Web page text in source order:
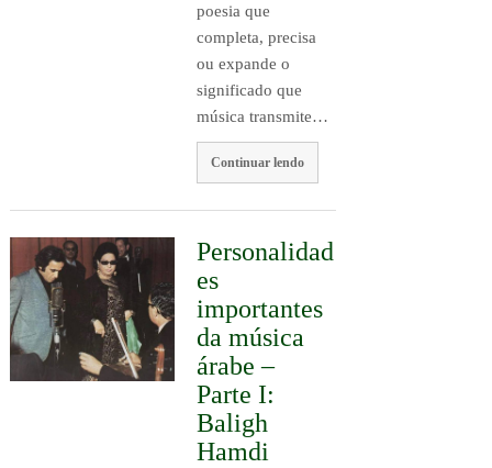
poesia que
completa, precisa
ou expande o
significado que
música transmite…
Continuar lendo
Personalidad
es
importantes
da música
árabe –
Parte I:
Baligh
Hamdi